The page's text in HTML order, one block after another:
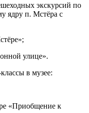
экскурсий по
ядру п. Мстёра с
улице».
в музее:
«Приобщение к